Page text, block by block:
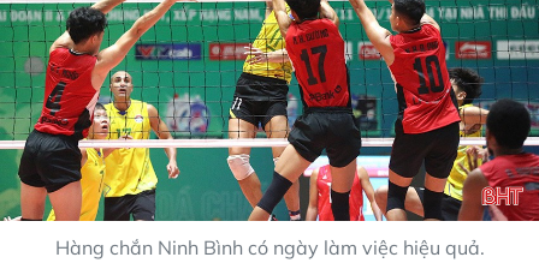
Hàng chắn Ninh Bình có ngày làm việc hiệu quả.